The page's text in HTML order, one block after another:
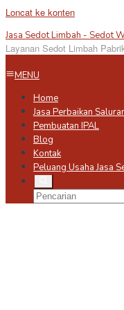
Loncat ke konten
Jasa Sedot Limbah - Sedot
Layanan Sedot Limbah
MENU
Home
Jasa Perbaikan
Pembuatan IPAL
Blog
Kontak
Peluang Usaha Jasa